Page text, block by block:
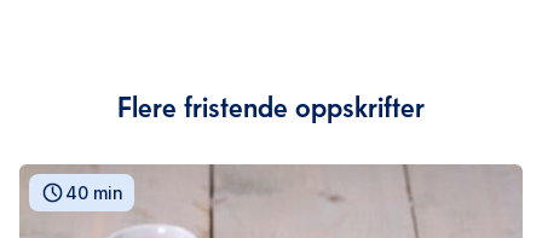
Flere fristende oppskrifter
40 min